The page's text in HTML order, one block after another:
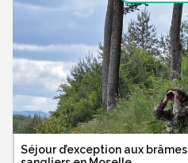
Séjour d’exception aux brâmes du